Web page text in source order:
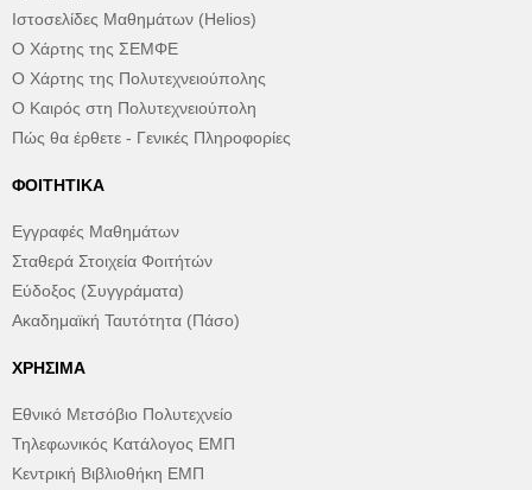
Ιστοσελίδες Μαθημάτων (Helios)
Ο Χάρτης της ΣΕΜΦΕ
Ο Χάρτης της Πολυτεχνειούπολης
Ο Καιρός στη Πολυτεχνειούπολη
Πώς θα έρθετε - Γενικές Πληροφορίες
ΦΟΙΤΗΤΙΚΆ
Εγγραφές Μαθημάτων
Σταθερά Στοιχεία Φοιτήτών
Εύδοξος (Συγγράματα)
Ακαδημαϊκή Ταυτότητα (Πάσο)
ΧΡΉΣΙΜΑ
Εθνικό Μετσόβιο Πολυτεχνείο
Τηλεφωνικός Κατάλογος ΕΜΠ
Κεντρική Βιβλιοθήκη ΕΜΠ